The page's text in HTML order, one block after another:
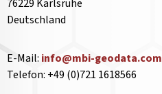
76229 Karlsruhe
Deutschland
E-Mail: info@mbi-geodata.com
Telefon: +49 (0)721 1618566